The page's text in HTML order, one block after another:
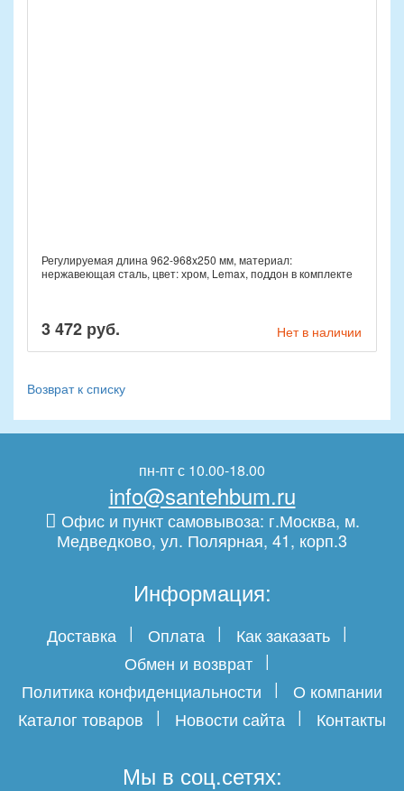
Регулируемая длина 962-968x250 мм, материал:
нержавеющая сталь, цвет: хром, Lemax, поддон в комплекте
3 472 руб. Нет в наличии
Возврат к списку
пн-пт с 10.00-18.00
info@santehbum.ru
Офис и пункт самовывоза: г.Москва, м.
Медведково, ул. Полярная, 41, корп.3
Информация:
Доставка Оплата
Как заказать
Обмен и возврат
Политика конфиденциальности
О компании
Каталог товаров
Новости сайта Контакты
Мы в соц.сетях: